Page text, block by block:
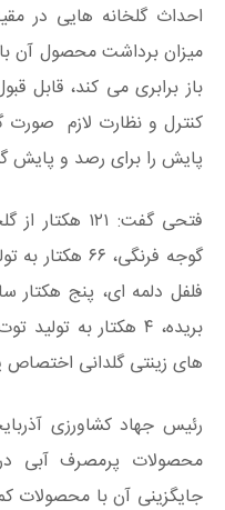
میزان برداشت محصول آن
باز برابری می کند، قابل
کنترل و نظارت لازم صورت
پایش را برای رصد و پایش
فتحی گفت:
های زینتی گلدانی اختصاص
رئیس جهاد کشاورزی
محصولات پرمصرف آبی
جایگزینی آن با محصولات کم